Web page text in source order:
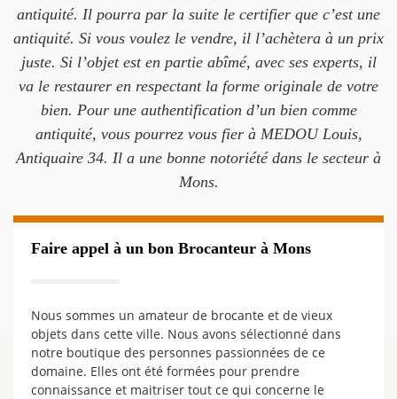
antiquité. Il pourra par la suite le certifier que c’est une
antiquité. Si vous voulez le vendre, il l’achètera à un prix
juste. Si l’objet est en partie abîmé, avec ses experts, il
va le restaurer en respectant la forme originale de votre
bien. Pour une authentification d’un bien comme
antiquité, vous pourrez vous fier à MEDOU Louis,
Antiquaire 34. Il a une bonne notoriété dans le secteur à
Mons.
Faire appel à un bon Brocanteur à Mons
Nous sommes un amateur de brocante et de vieux
objets dans cette ville. Nous avons sélectionné dans
notre boutique des personnes passionnées de ce
domaine. Elles ont été formées pour prendre
connaissance et maitriser tout ce qui concerne le